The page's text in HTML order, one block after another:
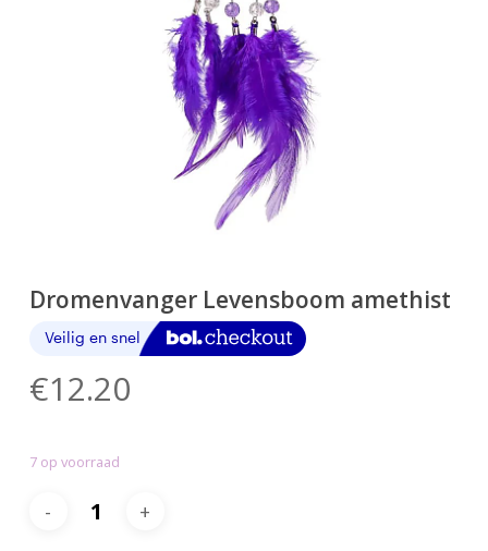
Dromenvanger Levensboom amethist
€12.20
7 op voorraad